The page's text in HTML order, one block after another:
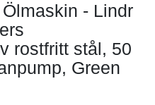
- Lindr
rostfritt stål, 50
Green